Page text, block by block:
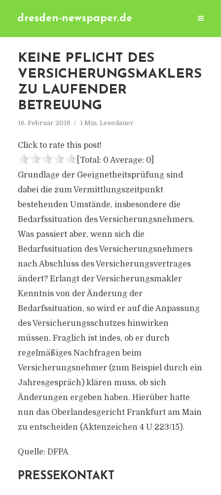
dresden-newspaper.de
KEINE PFLICHT DES
VERSICHERUNGSMAKLERS
ZU LAUFENDER
BETREUUNG
16. Februar 2018 1 Min. Lesedauer
Click to rate this post!
[Total: 0 Average: 0]
Grundlage der Geeignetheitsprüfung sind
dabei die zum Vermittlungszeitpunkt
bestehenden Umstände, insbesondere die
Bedarfssituation des Versicherungsnehmers.
Was passiert aber, wenn sich die
Bedarfssituation des Versicherungsnehmers
nach Abschluss des Versicherungsvertrages
ändert? Erlangt der Versicherungsmakler
Kenntnis von der Änderung der
Bedarfssituation, so wird er auf die Anpassung
des Versicherungsschutzes hinwirken
müssen. Fraglich ist indes, ob er durch
regelmäßiges Nachfragen beim
Versicherungsnehmer (zum Beispiel durch ein
Jahresgespräch) klären muss, ob sich
Änderungen ergeben haben. Hierüber hatte
nun das Oberlandesgericht Frankfurt am Main
zu entscheiden (Aktenzeichen 4 U 223/15).
Quelle: DFPA
PRESSEKONTAKT